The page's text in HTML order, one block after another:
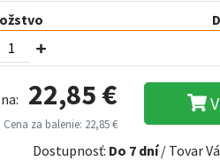
22,85 €
Cena za balenie: 22,85 €
Dostupnosť: Do 7 dní/ Tovar